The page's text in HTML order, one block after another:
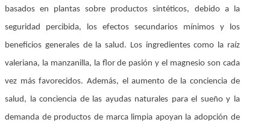
basados en plantas sobre productos sintéticos, debido a la
seguridad percibida, los efectos secundarios mínimos y los
beneficios generales de la salud. Los ingredientes como la raíz
valeriana, la manzanilla, la flor de pasión y el magnesio son cada
vez más favorecidos. Además, el aumento de la conciencia de
salud, la conciencia de las ayudas naturales para el sueño y la
demanda de productos de marca limpia apoyan la adopción de